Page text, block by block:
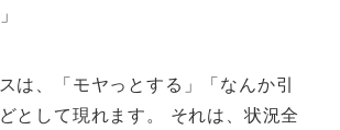
は、「モヤっとする」「なんか引
として現れます。 それは、状況全